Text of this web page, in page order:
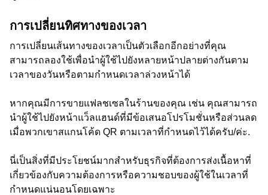
การเปลี่ยนทิศทางของเวลา
การเปลี่ยนเส้นทางของเวลาเป็นตัวเลือกอีกอย่างที่คุณ
สามารถลองใช้เพื่อนำผู้ใช้ไปยังหลายหน้าปลายต่างกันตาม
เวลาของวันหรือตามกำหนดเวลาล่วงหน้าได้
หากคุณมีการขายแฟลชเซลในร้านของคุณ เช่น คุณสามารถ
นำผู้ใช้ไปยังหน้าแว็ลแฮนด์ที่มีข้อเสนอโปรโมชั่นหรือส่วนลด
เมื่อพวกเขาสแกนโค้ด QR ตามเวลาที่กำหนดไว้ได้ครับ/ค่ะ.
นี่เป็นสิ่งที่มีประโยชน์มากสำหรับธุรกิจที่ต้องการส่งเนื้อหาที่
เกี่ยวข้องกับความต้องการหรือความชอบของผู้ใช้ในเวลาที่
กำหนดแน่นอนโดยเฉพาะ